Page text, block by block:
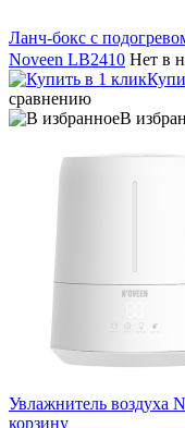
Ланч-бокс с
Noveen LB2410 Нет в
сравнению
В
Увлажнитель воздуха
корзину